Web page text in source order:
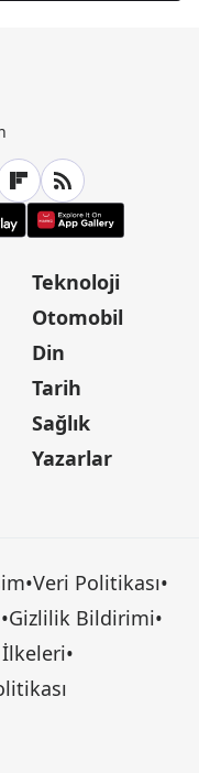
Teknoloji
Otomobil
Din
Tarih
Sağlık
Yazarlar
•Veri Politikası•
•Gizlilik Bildirimi•
İlkeleri•